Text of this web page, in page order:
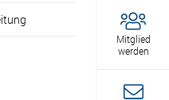
Mitglied
werden